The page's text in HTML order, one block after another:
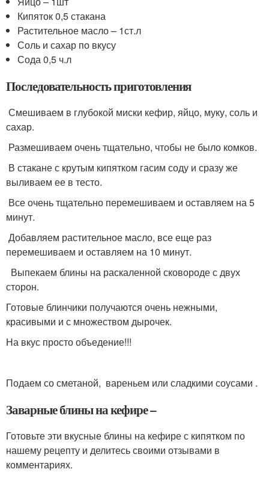
Кипяток 0,5 стакана
Растительное масло – 1ст.л
Соль и сахар по вкусу
Сода 0,5 ч.л
Последовательность приготовления
Смешиваем в глубокой миски кефир, яйцо, муку, соль и
сахар.
Размешиваем очень тщательно, чтобы не было комков.
В стакане с крутым кипятком гасим соду и сразу же
выливаем ее в тесто.
Все очень тщательно перемешиваем и оставляем на 5
минут.
Добавляем растительное масло, все еще раз
перемешиваем и оставляем на 10 минут.
Выпекаем блины на раскаленной сковороде с двух
сторон.
Готовые блинчики получаются очень нежными,
красивыми и с множеством дырочек.
На вкус просто объедение!!!
Подаем со сметаной, вареньем или сладкими соусами .
Заварные блины на кефире –
Готовьте эти вкусные блины на кефире с кипятком по
нашему рецепту и делитесь своими отзывами в
комментариях.